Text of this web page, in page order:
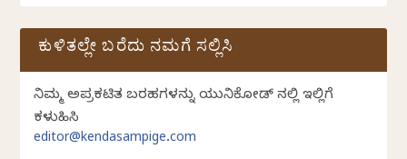
ಕುಳಿತಲ್ಲೇ ಬರೆದು ನಮಗೆ ಸಲ್ಲಿಸಿ
ನಿಮ್ಮ ಅಪ್ರಕಟಿತ ಬರಹಗಳನ್ನು ಯುನಿಕೋಡ್ ನಲ್ಲಿ ಇಲ್ಲಿಗೆ
ಕಳುಹಿಸಿ
editor@kendasampige.com